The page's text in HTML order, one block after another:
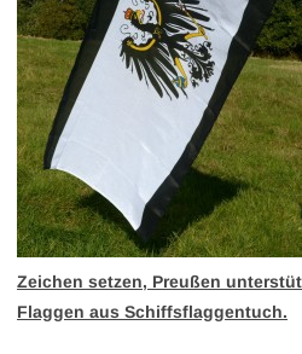
Zeichen setzen, Preußen
Flaggen aus Schiffsflaggentuch.